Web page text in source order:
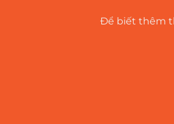
Để biết thêm